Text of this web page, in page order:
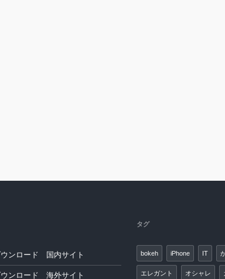
ンロード 国内サイト
ンロード 海外サイト
タグ
bokeh iPhone IT
エレガント オシャレ